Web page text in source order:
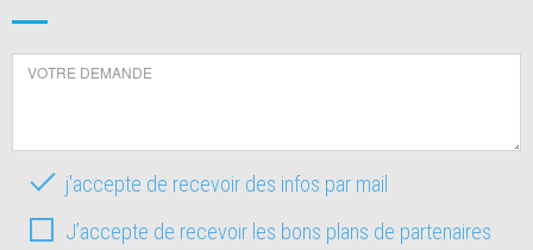
j'accepte de recevoir des infos par mail
J’accepte de recevoir les bons plans de partenaires